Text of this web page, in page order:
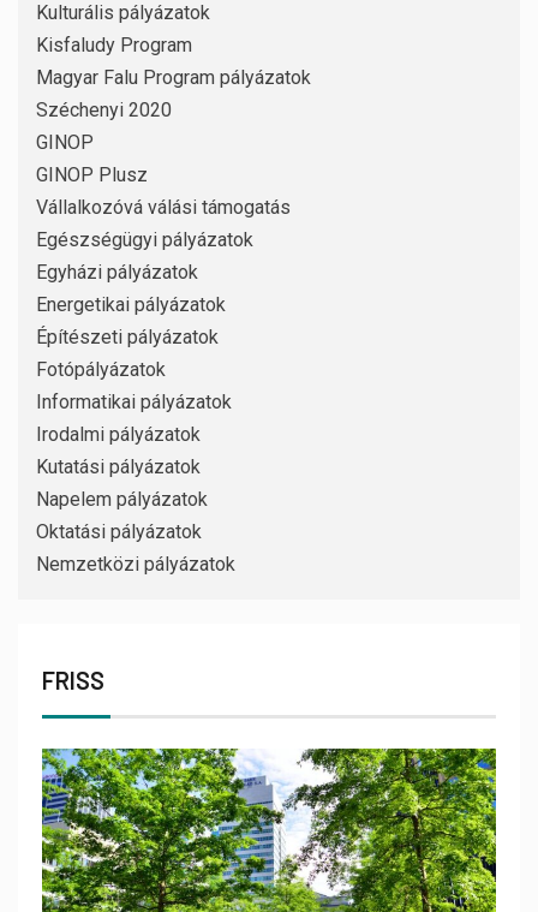
Kulturális pályázatok
Kisfaludy Program
Magyar Falu Program pályázatok
Széchenyi 2020
GINOP
GINOP Plusz
Vállalkozóvá válási támogatás
Egészségügyi pályázatok
Egyházi pályázatok
Energetikai pályázatok
Építészeti pályázatok
Fotópályázatok
Informatikai pályázatok
Irodalmi pályázatok
Kutatási pályázatok
Napelem pályázatok
Oktatási pályázatok
Nemzetközi pályázatok
FRISS